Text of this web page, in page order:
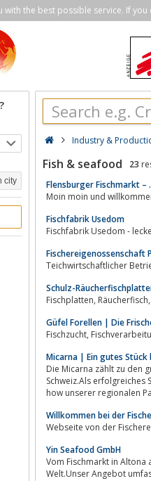
the best possible service. If
city
Industry &
Fish & seafood 23
Flensburger Fischmarkt –
Moin moin und
Fischfabrik Usedom
Fischereigenossenschaft
Schulz-
Güfel Forellen | Die
Fischzucht,
Micarna | Ein gutes Stück
Die Micarna zählt zu den grössten
Schweiz.Als erfolgreiches
how unserer regionalen
Willkommen bei der
Webseite von der
Yin Seafood GmbH
Vom Fischmarkt in Altona
Welt.Unser Angebot